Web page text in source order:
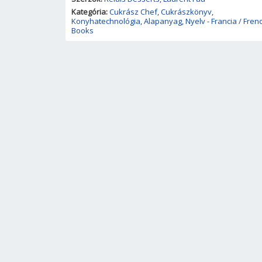
Kategória:Cukrász Chef,Cukrászkönyv,
Konyhatechnológia,Alapanyag,Nyelv - Francia /
Books